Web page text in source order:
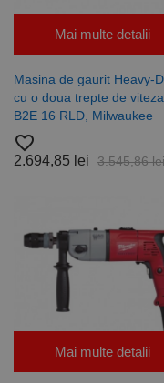
Mai multe detalii
Masina de gaurit Heavy-
cu o doua trepte de
B2E 16 RLD, Milwaukee
favorite_border
2.694,85 lei 3.545,86 lei
Mai multe detalii